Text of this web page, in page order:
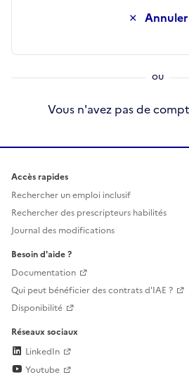
Annuler
Vous n'avez pas de
Accès rapides
Rechercher un emploi inclusif
Rechercher des prescripteurs habilités
Journal des modifications
Besoin d'aide ?
Documentation
Qui peut bénéficier des contrats d'IAE ?
Disponibilité
Réseaux sociaux
LinkedIn
Youtube